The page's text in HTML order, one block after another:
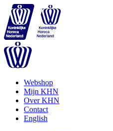
Webshop
Mijn KHN
Over KHN
Contact
English